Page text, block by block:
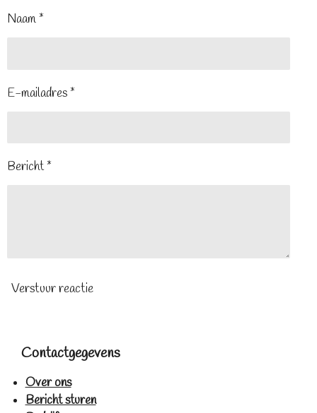
Naam *
E-mailadres *
Bericht *
Verstuur reactie
Contactgegevens
Over ons
Bericht sturen